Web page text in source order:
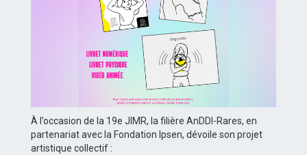
À l’occasion de la 19e JIMR, la filière AnDDI-Rares, en
partenariat avec la Fondation Ipsen, dévoile son projet
artistique collectif :